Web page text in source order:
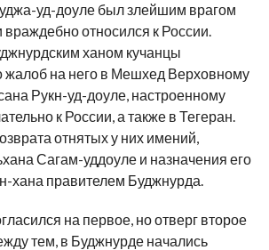
уд-доуле был злейшим врагом
относился к России.
ханом кучанцы
жалоб на него в Мешхед Верховному
Рукн-уд-доуле, настроенному
к России, а также в Тегеран.
отнятых у них имений,
Сагам-уддоуле и назначения его
хана правителем Буджнурда.
на первое, но отверг второе
тем, в Буджнурде начались